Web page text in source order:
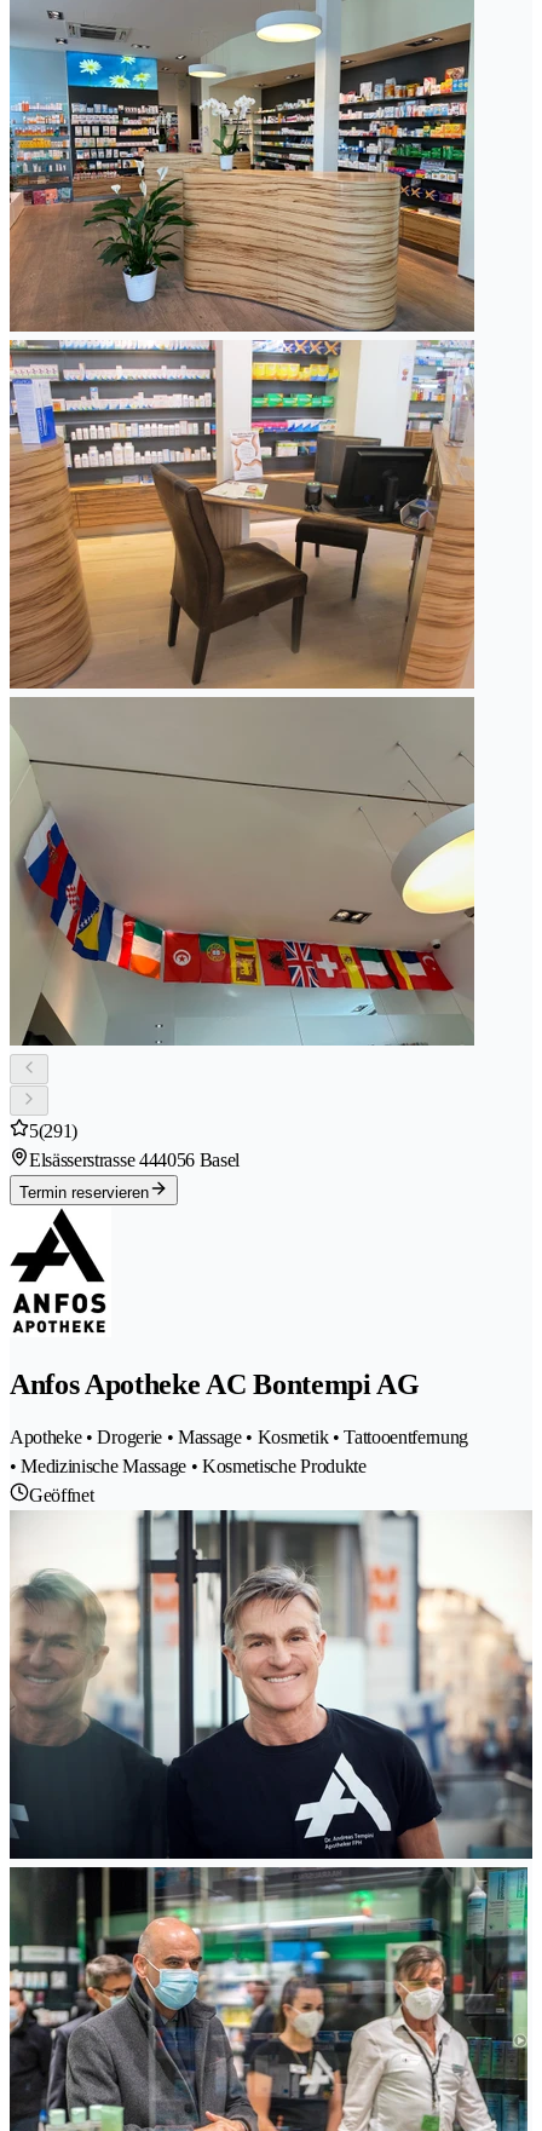
5(291)
Elsässerstrasse 444056 Basel
Termin reservieren
Anfos Apotheke AC Bontempi AG
Apotheke • Drogerie • Massage • Kosmetik • Tattooentfernung
• Medizinische Massage • Kosmetische Produkte
Geöffnet